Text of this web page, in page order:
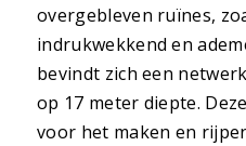
overgebleven ruïnes,
indrukwekkend en
bevindt zich een
op 17 meter diepte.
voor het maken en